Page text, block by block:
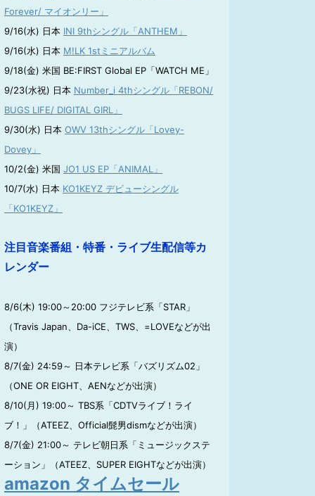
Forever/ マイオンリー」
9/16(水) 日本 INI 9thシングル「ANTHEM」
9/16(水) 日本 M!LK 1stミニアルバム
9/18(金) 米国 BE:FIRST Global EP「WATCH ME」
9/23(水祝) 日本 Number_i 4thシングル「REBON/
BUGS LIFE/ DIGITAL GIRL」
9/30(水) 日本 OWV 13thシングル「Lovey-
Dovey」
10/2(金) 米国 JO1 US EP「ANIMAL」
10/7(水) 日本 KO1KEYZ デビューシングル
「KO1KEYZ」
注目音楽番組・特番・ライブ生配信等カ
レンダー
8/6(木) 19:00～20:00 フジテレビ系「STAR」
（Travis Japan、Da-iCE、TWS、=LOVEなどが出
演）
8/7(金) 24:59～ 日本テレビ系「バズリズム02」
（ONE OR EIGHT、AENなどが出演）
8/10(月) 19:00～ TBS系「CDTVライブ！ライ
ブ！」（ATEEZ、Official髭男dismなどが出演）
8/7(金) 21:00～ テレビ朝日系「ミュージックステ
ーション」（ATEEZ、SUPER EIGHTなどが出演）
amazon タイムセール